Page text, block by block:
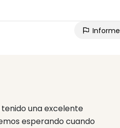
Informe
una excelente
esperando cuando